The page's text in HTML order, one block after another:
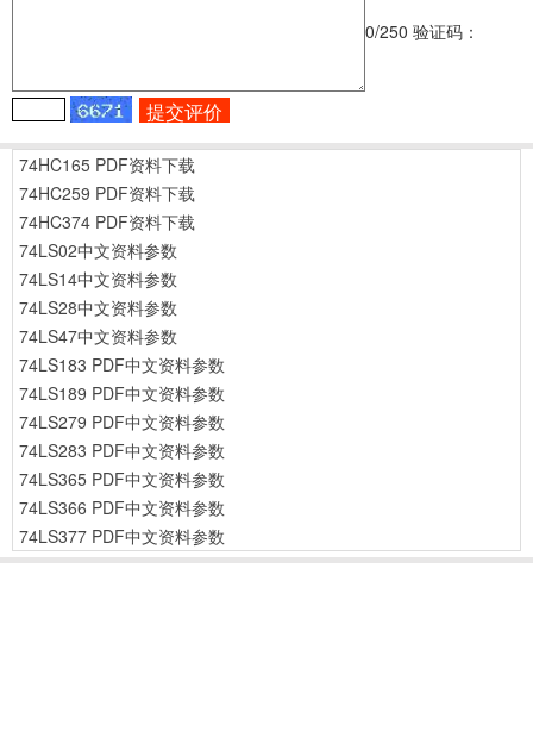
0/250 验证码：
74HC165 PDF资料下载
74HC259 PDF资料下载
74HC374 PDF资料下载
74LS02中文资料参数
74LS14中文资料参数
74LS28中文资料参数
74LS47中文资料参数
74LS183 PDF中文资料参数
74LS189 PDF中文资料参数
74LS279 PDF中文资料参数
74LS283 PDF中文资料参数
74LS365 PDF中文资料参数
74LS366 PDF中文资料参数
74LS377 PDF中文资料参数